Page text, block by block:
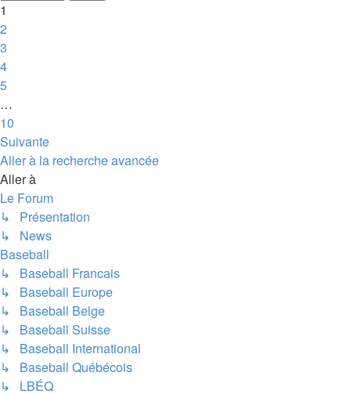
1
2
3
4
5
…
10
Suivante
Aller à la recherche avancée
Aller à
Le Forum
↳ Présentation
↳ News
Baseball
↳ Baseball Francais
↳ Baseball Europe
↳ Baseball Belge
↳ Baseball Suisse
↳ Baseball International
↳ Baseball Québécois
↳ LBÉQ